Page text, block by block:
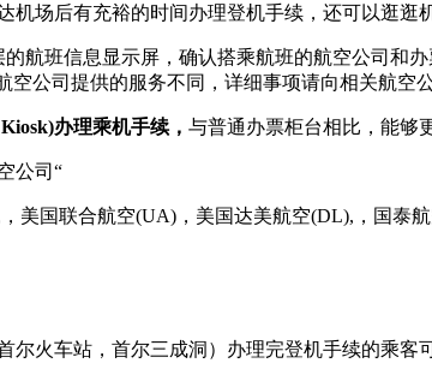
场后有充裕的时间办理登机手续，还可以逛逛机
班信息显示屏，确认搭乘航班的航空公司和
空公司提供的服务不同，详细事项请向相关航空公
办理乘机手续， 与普通办票柜台相比，能够
公司“
国联合航空(UA)，美国达美航空(DL),，国泰
火车站，首尔三成洞）办理完登机手续的乘客